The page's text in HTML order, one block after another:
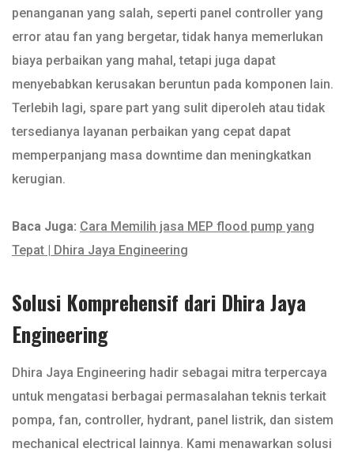
penanganan yang salah, seperti panel controller yang
error atau fan yang bergetar, tidak hanya memerlukan
biaya perbaikan yang mahal, tetapi juga dapat
menyebabkan kerusakan beruntun pada komponen lain.
Terlebih lagi, spare part yang sulit diperoleh atau tidak
tersedianya layanan perbaikan yang cepat dapat
memperpanjang masa downtime dan meningkatkan
kerugian.
Baca Juga: Cara Memilih jasa MEP flood pump yang
Tepat | Dhira Jaya Engineering
Solusi Komprehensif dari Dhira Jaya
Engineering
Dhira Jaya Engineering hadir sebagai mitra terpercaya
untuk mengatasi berbagai permasalahan teknis terkait
pompa, fan, controller, hydrant, panel listrik, dan sistem
mechanical electrical lainnya. Kami menawarkan solusi